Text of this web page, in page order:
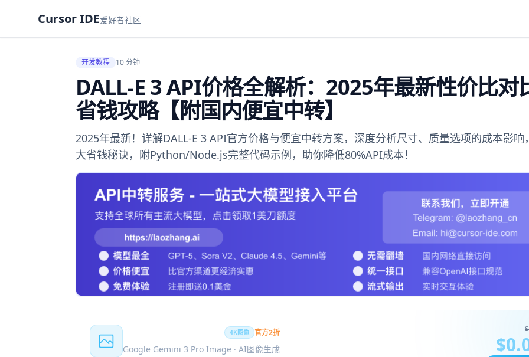
Cursor IDE爱好者社区
开发教程 10 分钟
DALL-E 3 API价格全解析：2025年最新性价比对
省钱攻略【附国内便宜中转】
2025年最新！详解DALL-E 3 API官方价格与便宜中转方案，深度分析尺寸、质量选项的成本影响
大省钱秘诀，附Python/Node.js完整代码示例，助你降低80%API成本！
4K图像 官方2折
Google Gemini 3 Pro Image · AI图像生成